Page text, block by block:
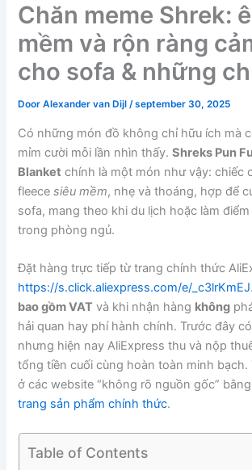
Chăn meme Shrek:
mềm và rộn ràng
cho sofa & những
DoorAlexander van Dijl/september 30, 2025
Có những món đồ không chỉ hữu ích mà
mỉm cười mỗi lần nhìn thấy.Shreks Pun
Blanket chính là một món như vậy: chiếc
fleecesiêu mềm, nhẹ và thoáng, hợp để
sofa, mang theo khi du lịch hoặc làm
trong phòng ngủ.
Đặt hàng trực tiếp từ trang chính thức
https://s.click.aliexpress.com/e/_c3lrKmEJ
bao gồm VAT và khi nhận hàng không
hải quan hay phí hành chính. Trước đây
nhưng hiện nay AliExpress thu và nộp
tổng tiền cuối cùng hoàn toàn minh bạch.
ở các website “không rõ nguồn gốc”
trang sản phẩm chính thức.
Table of Contents